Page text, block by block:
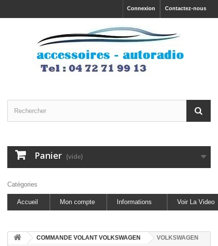
Contactez-nous
Connexion
Panier (vide)
Catégories
Accueil Mon compte Informations Voir La Video
COMMANDE VOLANT VOLKSWAGEN
VOLKSWAGEN